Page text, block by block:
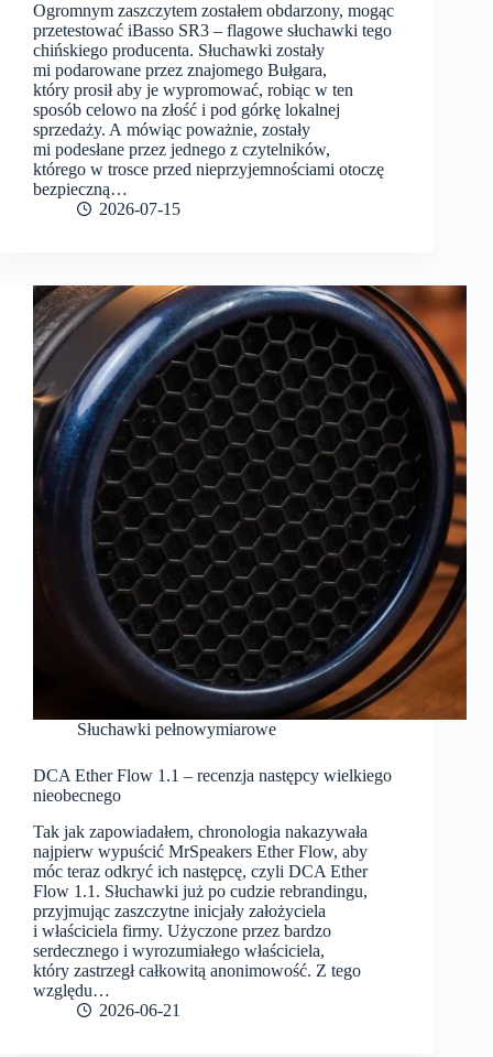
Ogromnym zaszczytem zostałem obdarzony, mogąc
przetestować iBasso SR3 – flagowe słuchawki tego
chińskiego producenta. Słuchawki zostały
mi podarowane przez znajomego Bułgara,
który prosił aby je wypromować, robiąc w ten
sposób celowo na złość i pod górkę lokalnej
sprzedaży. A mówiąc poważnie, zostały
mi podesłane przez jednego z czytelników,
którego w trosce przed nieprzyjemnościami otoczę
bezpieczną…
2026-07-15
Słuchawki pełnowymiarowe
DCA Ether Flow 1.1 – recenzja następcy wielkiego
nieobecnego
Tak jak zapowiadałem, chronologia nakazywała
najpierw wypuścić MrSpeakers Ether Flow, aby
móc teraz odkryć ich następcę, czyli DCA Ether
Flow 1.1. Słuchawki już po cudzie rebrandingu,
przyjmując zaszczytne inicjały założyciela
i właściciela firmy. Użyczone przez bardzo
serdecznego i wyrozumiałego właściciela,
który zastrzegł całkowitą anonimowość. Z tego
względu…
2026-06-21